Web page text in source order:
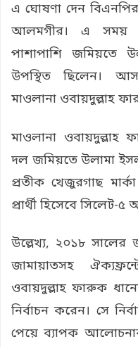
এ ঘোষণা দেন
আলমগীর। এ সময়
পাশাপাশি জমিয়তে
উপস্থিত ছিলেন।
মাওলানা ওবায়দুল্লাহ
মাওলানা ওবায়দুল্লাহ
দল জমিয়তে উলামা
প্রতীক খেজুরগাছ
প্রার্থী হিসেবে সিলেট-
উল্লেখ্য, ২০১৮ সালের
জামায়াতসহ
ওবায়দুল্লাহ ফারুক
নির্বাচন করেন। সে
পেয়ে ব্যাপক